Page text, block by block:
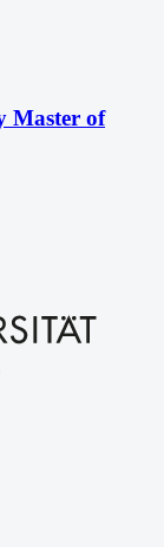
Master of